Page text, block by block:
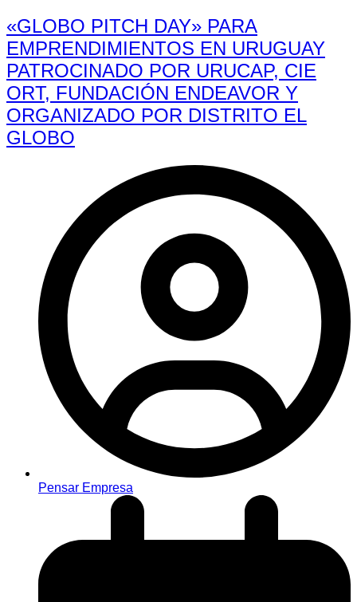
«GLOBO PITCH DAY» PARA
EMPRENDIMIENTOS EN URUGUAY
PATROCINADO POR URUCAP, CIE
ORT, FUNDACIÓN ENDEAVOR Y
ORGANIZADO POR DISTRITO EL
GLOBO
Pensar Empresa